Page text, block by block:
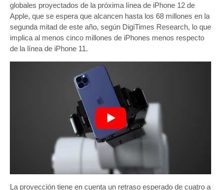
globales proyectados de la próxima línea de ‌iPhone 12‌ de
Apple, que se espera que alcancen hasta los 68 millones en la
segunda mitad de este año, según DigiTimes Research, lo que
implica al menos cinco millones de iPhones menos respecto
de la línea de iPhone 11.
La proyección tiene en cuenta un retraso esperado de cuatro a